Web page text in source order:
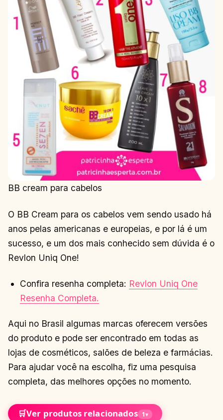
BB cream para cabelos
O BB Cream para os cabelos vem sendo usado há
anos pelas americanas e europeias, e por lá é um
sucesso, e um dos mais conhecido sem dúvida é o
Revlon Uniq One!
Confira resenha completa: Revlon Uniq One
Resenha Completa.
Aqui no Brasil algumas marcas oferecem versões
do produto e pode ser encontrado em todas as
lojas de cosméticos, salões de beleza e farmácias.
Para ajudar você na escolha, fiz uma pesquisa
completa, das melhores opções no momento.
🛒Ver produtos relacionados 1▾